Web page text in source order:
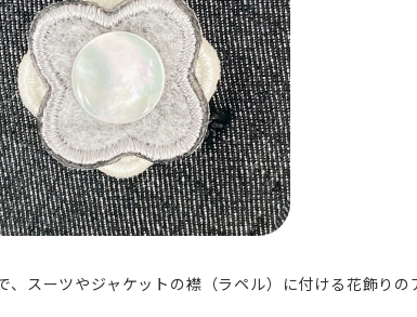
、スーツやジャケットの襟（ラペル）に付ける花飾りの